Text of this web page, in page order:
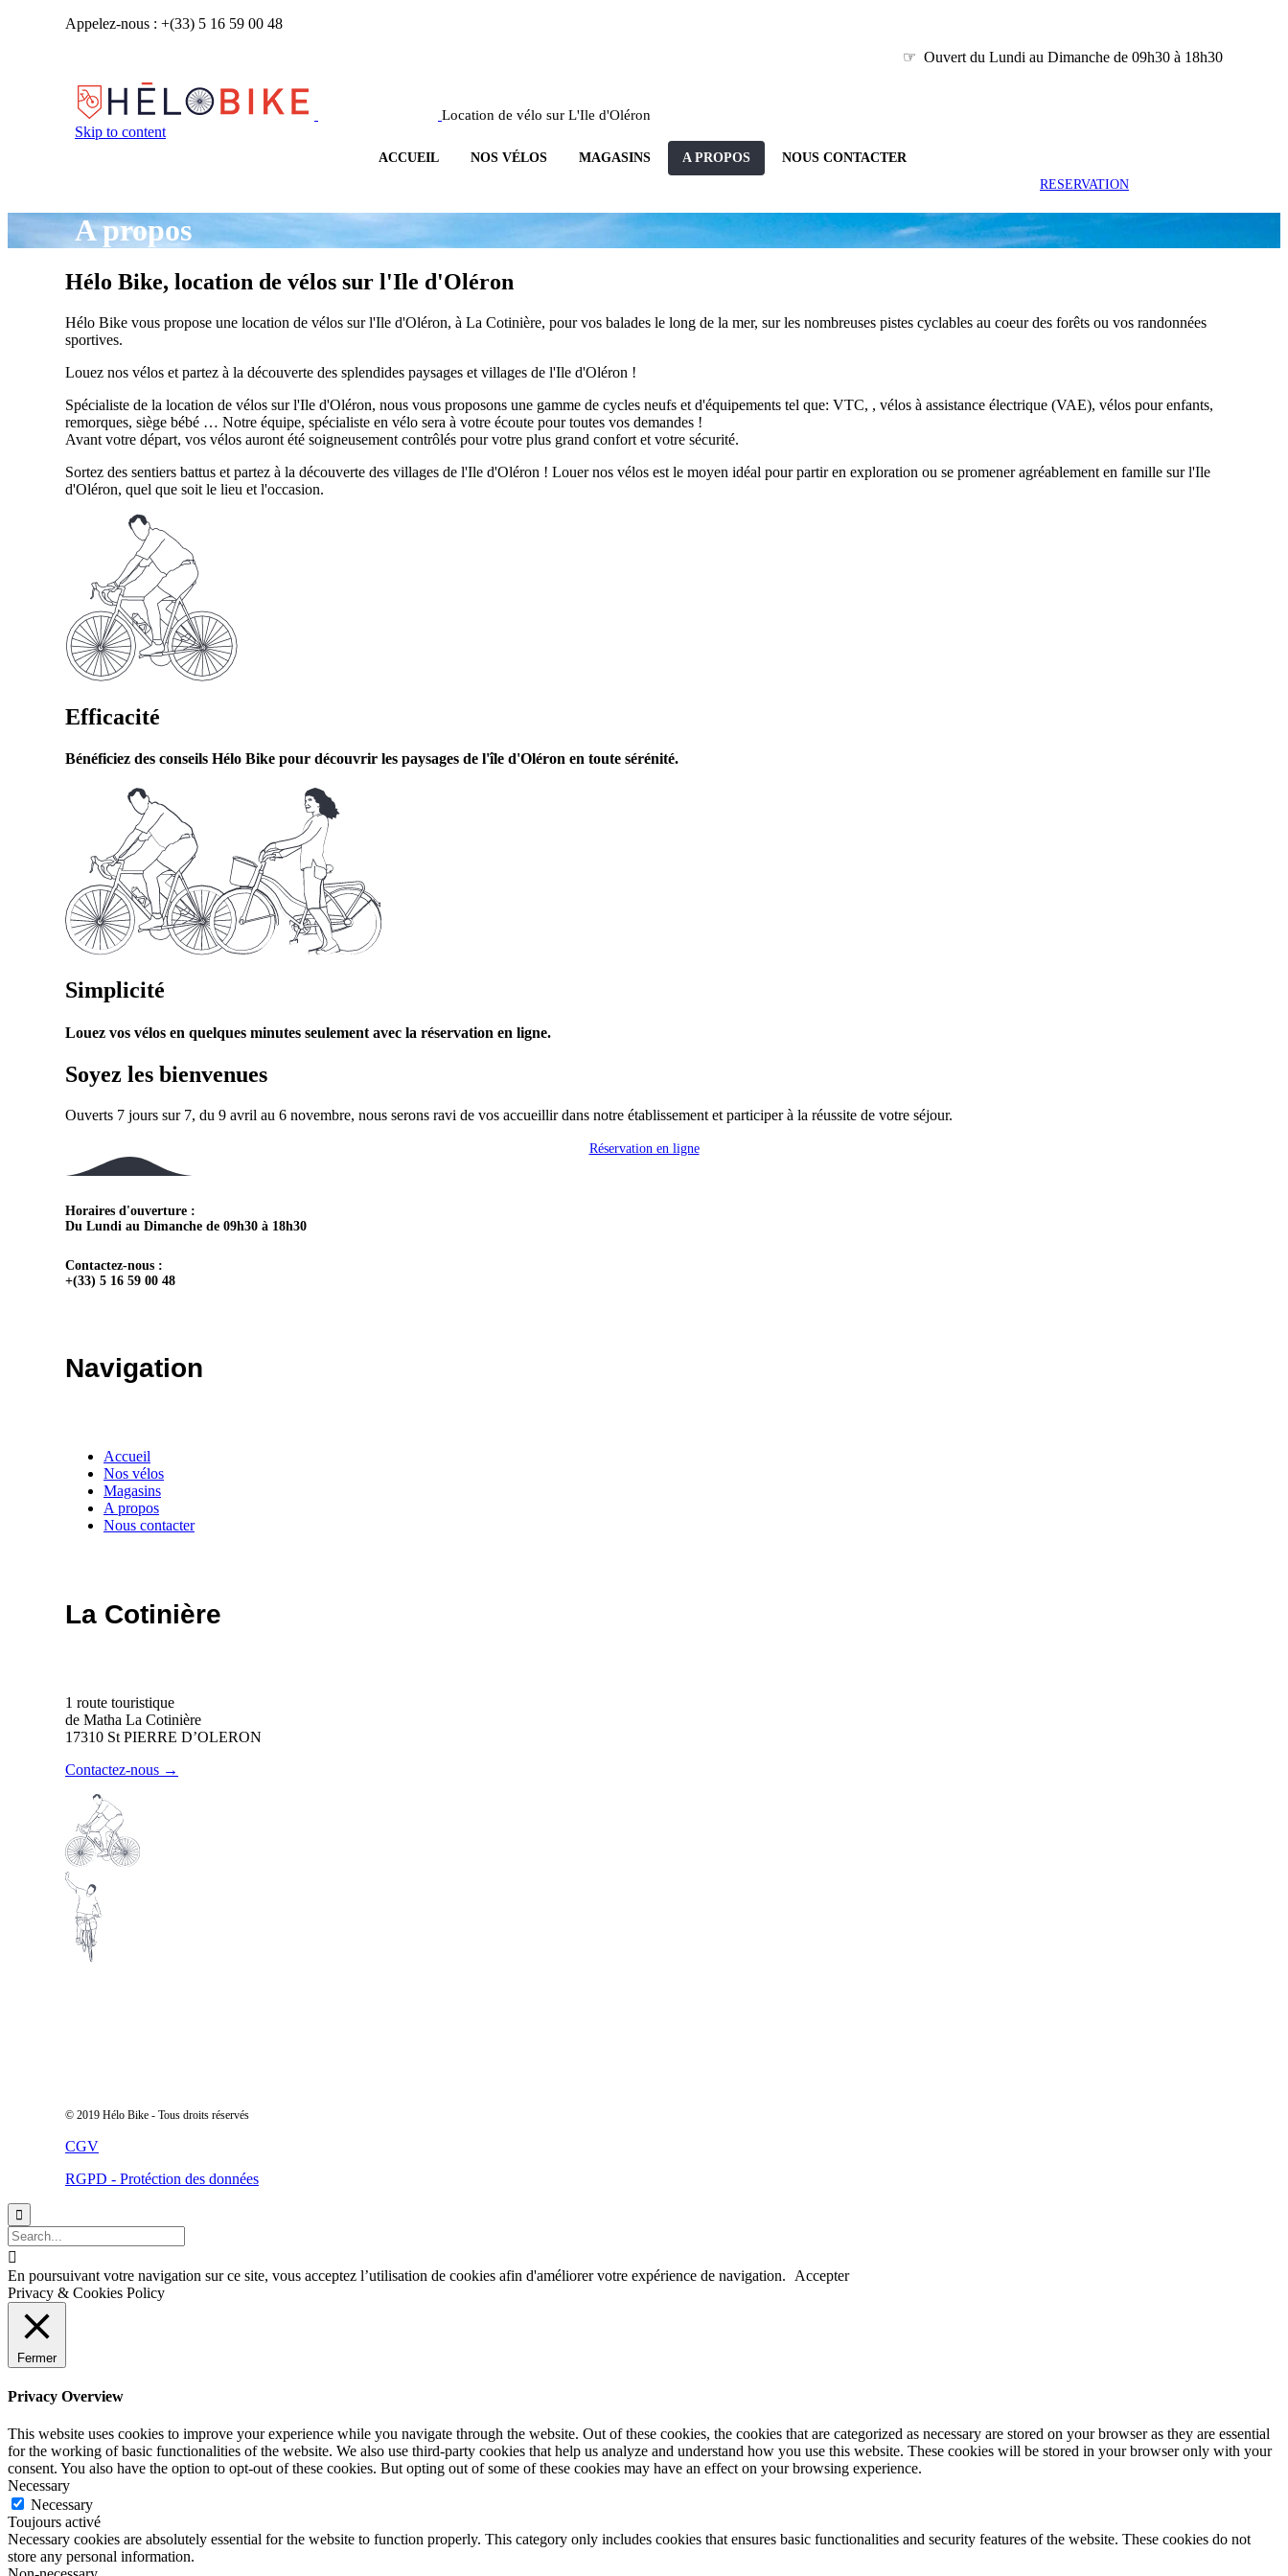
Appelez-nous : +(33) 5 16 59 00 48
☞ Ouvert du Lundi au Dimanche de 09h30 à 18h30
Location de vélo sur L'Ile d'Oléron
Skip to content
ACCUEIL NOS VÉLOS MAGASINS A PROPOS
NOUS CONTACTER
RESERVATION
A propos
Hélo Bike, location de vélos sur l'Ile d'Oléron
Hélo Bike vous propose une location de vélos sur l'Ile d'Oléron, à La Cotinière, pour vos balades le long de la mer, sur les nombreuses pistes cyclables au coeur des forêts ou vos randonnées
sportives.
Louez nos vélos et partez à la découverte des splendides paysages et villages de l'Ile d'Oléron !
Spécialiste de la location de vélos sur l'Ile d'Oléron, nous vous proposons une gamme de cycles neufs et d'équipements tel que: VTC, , vélos à assistance électrique (VAE), vélos pour enfants,
remorques, siège bébé … Notre équipe, spécialiste en vélo sera à votre écoute pour toutes vos demandes !
Avant votre départ, vos vélos auront été soigneusement contrôlés pour votre plus grand confort et votre sécurité.
Sortez des sentiers battus et partez à la découverte des villages de l'Ile d'Oléron ! Louer nos vélos est le moyen idéal pour partir en exploration ou se promener agréablement en famille sur l'Ile
d'Oléron, quel que soit le lieu et l'occasion.
Efficacité
Bénéficiez des conseils Hélo Bike pour découvrir les paysages de l'île d'Oléron en toute sérénité.
Simplicité
Louez vos vélos en quelques minutes seulement avec la réservation en ligne.
Soyez les bienvenues
Ouverts 7 jours sur 7, du 9 avril au 6 novembre, nous serons ravi de vos accueillir dans notre établissement et participer à la réussite de votre séjour.
Réservation en ligne
Horaires d'ouverture :
Du Lundi au Dimanche de 09h30 à 18h30
Contactez-nous :
+(33) 5 16 59 00 48
Navigation
Accueil
Nos vélos
Magasins
A propos
Nous contacter
La Cotinière
1 route touristique
de Matha La Cotinière
17310 St PIERRE D’OLERON
Contactez-nous →
© 2019 Hélo Bike - Tous droits réservés
CGV
RGPD - Protéction des données


En poursuivant votre navigation sur ce site, vous acceptez l’utilisation de cookies afin d'améliorer votre expérience de navigation.
Accepter
Privacy & Cookies Policy
Fermer
Privacy Overview
This website uses cookies to improve your experience while you navigate through the website. Out of these cookies, the cookies that are categorized as necessary are stored on your browser as they are essential
for the working of basic functionalities of the website. We also use third-party cookies that help us analyze and understand how you use this website. These cookies will be stored in your browser only with your
consent. You also have the option to opt-out of these cookies. But opting out of some of these cookies may have an effect on your browsing experience.
Necessary
Necessary
Toujours activé
Necessary cookies are absolutely essential for the website to function properly. This category only includes cookies that ensures basic functionalities and security features of the website. These cookies do not
store any personal information.